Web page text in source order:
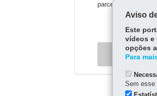
parcelados em até
Aviso
Este
vídeos e
opções
Para
Sem esse